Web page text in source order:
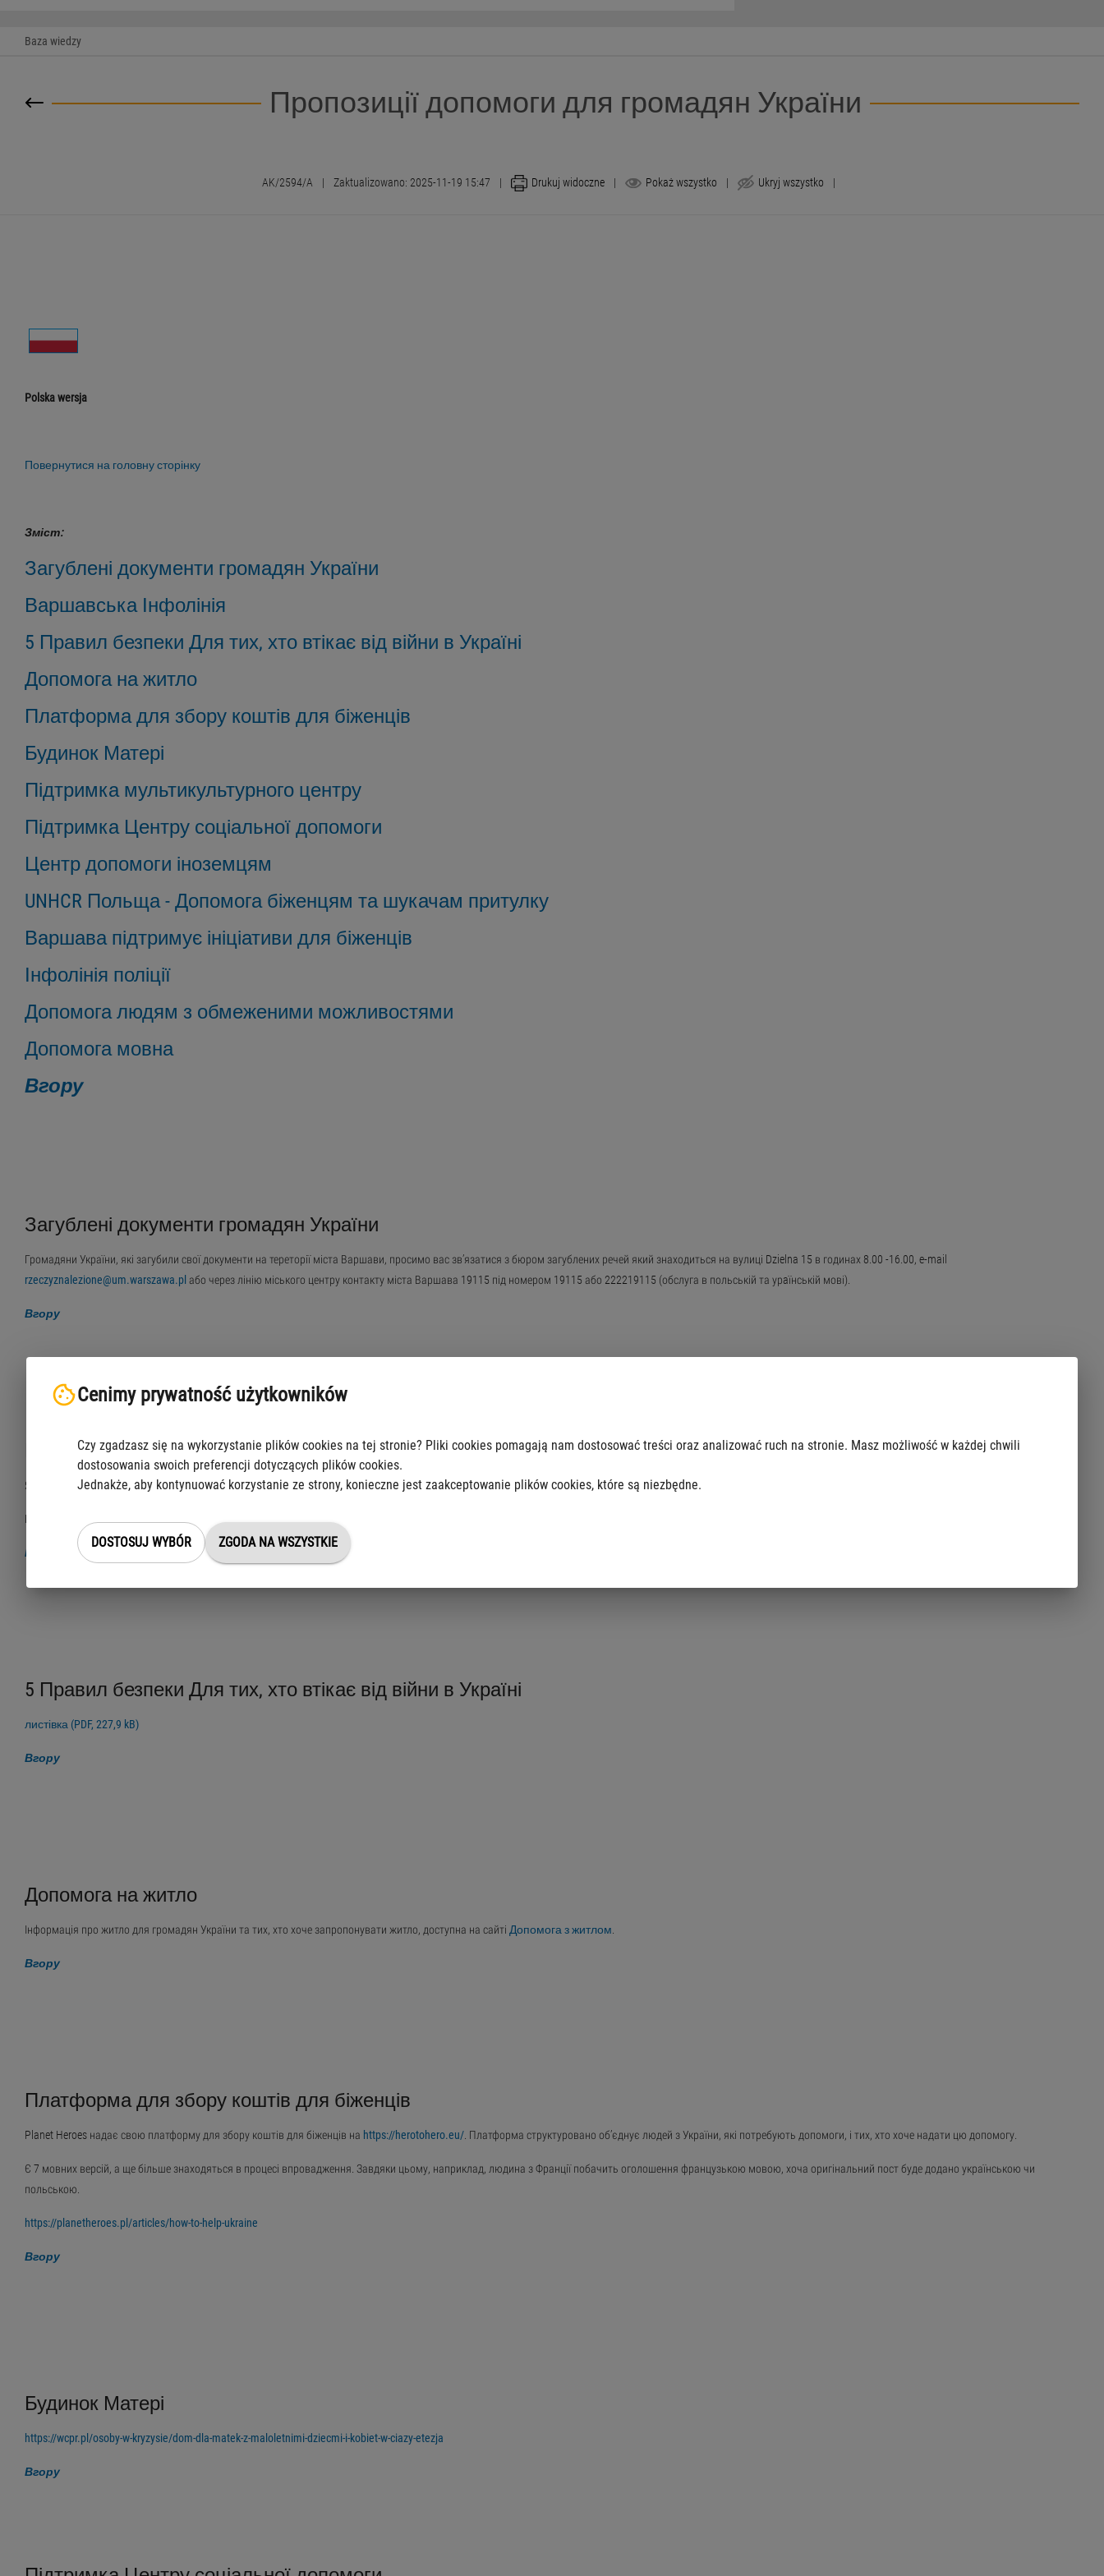
Baza wiedzy
Пропозиції допомоги для громадян України
AK/2594/A | Zaktualizowano: 2025-11-19 15:47 | Drukuj widoczne | Pokaż wszystko | Ukryj wszystko |
Polska wersja
Повернутися на головну сторінку
Зміст:
Загублені документи громадян України
Варшавська Інфолінія
5 Правил безпеки Для тих, хто втікає від війни в Україні
Допомога на житло
Платформа для збору коштів для біженців
Будинок Матері
Підтримка мультикультурного центру
Підтримка Центру соціальної допомоги
Центр допомоги іноземцям
UNHCR Польща - Допомога біженцям та шукачам притулку
Варшава підтримує ініціативи для біженців
Інфолінія поліції
Допомога людям з обмеженими можливостями
Допомога мовна
Вгору
Загублені документи громадян України
Громадяни України, які загубили свої документи на тереторії міста Варшави, просимо вас зв’язатися з бюром загублених речей який знаходиться на вулиці Dzielna 15 в годинах 8.00 -16.00, e-mail
rzeczyznalezione@um.warszawa.pl або через лінію міського центру контакту міста Варшава 19115 під номером 19115 або 222219115 (обслуга в польській та урaїнській мові).
Вгору
Варшавська Інфолінія
Якщо потребуєш інформації, зателефонуй на інфолінію:
ВАРШАВСЬКА ІНФОЛІНІЯ ДЛЯ ГРОМАДЯН УКРАЇНИ505 700 701, працює від понеділка по п'ятницю з 10:00 до 17:00
Вгору
5 Правил безпеки Для тих, хто втікає від війни в Україні
листівка (PDF, 227,9 kB)
Вгору
Допомога на житло
Інформація про житло для громадян України та тих, хто хоче запропонувати житло, доступна на сайті Допомога з житлом.
Вгору
Платформа для збору коштів для біженців
Planet Heroes надає свою платформу для збору коштів для біженців на https://herotohero.eu/. Платформа структуровано об’єднує людей з України, які потребують допомоги, і тих, хто хоче надати цю допомогу.
Є 7 мовних версій, а ще більше знаходяться в процесі впровадження. Завдяки цьому, наприклад, людина з Франції побачить оголошення французькою мовою, хоча оригінальний пост буде додано українською чи
польською.
https://planetheroes.pl/articles/how-to-help-ukraine
Вгору
Будинок Матері
https://wcpr.pl/osoby-w-kryzysie/dom-dla-matek-z-maloletnimi-dziecmi-i-kobiet-w-ciazy-etezja
Вгору
Cenimy prywatność użytkowników
Czy zgadzasz się na wykorzystanie plików cookies na tej stronie? Pliki cookies pomagają nam dostosować treści oraz analizować ruch na stronie. Masz możliwość w każdej chwili
dostosowania swoich preferencji dotyczących plików cookies.
Jednakże, aby kontynuować korzystanie ze strony, konieczne jest zaakceptowanie plików cookies, które są niezbędne.
DOSTOSUJ WYBÓR ZGODA NA WSZYSTKIE